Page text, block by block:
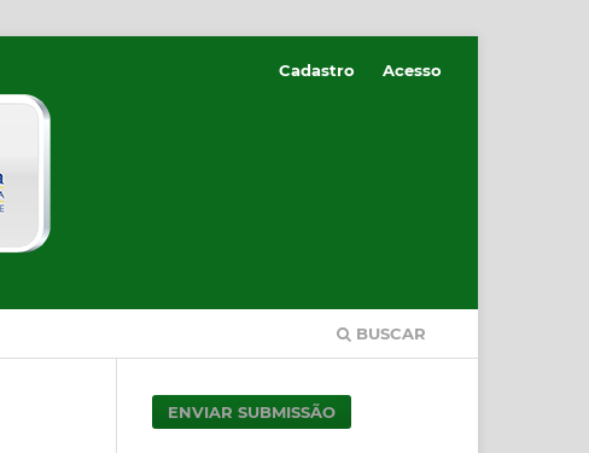
BUSCAR
Cadastro Acesso
ENVIAR SUBMISSÃO